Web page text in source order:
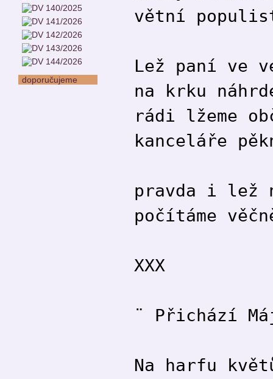
doporučujeme
větní
Lež paní ve
na krku
rádi lžeme
kanceláře
pravda i lež
počítáme
XXX
¨ Přichází
Na harfu